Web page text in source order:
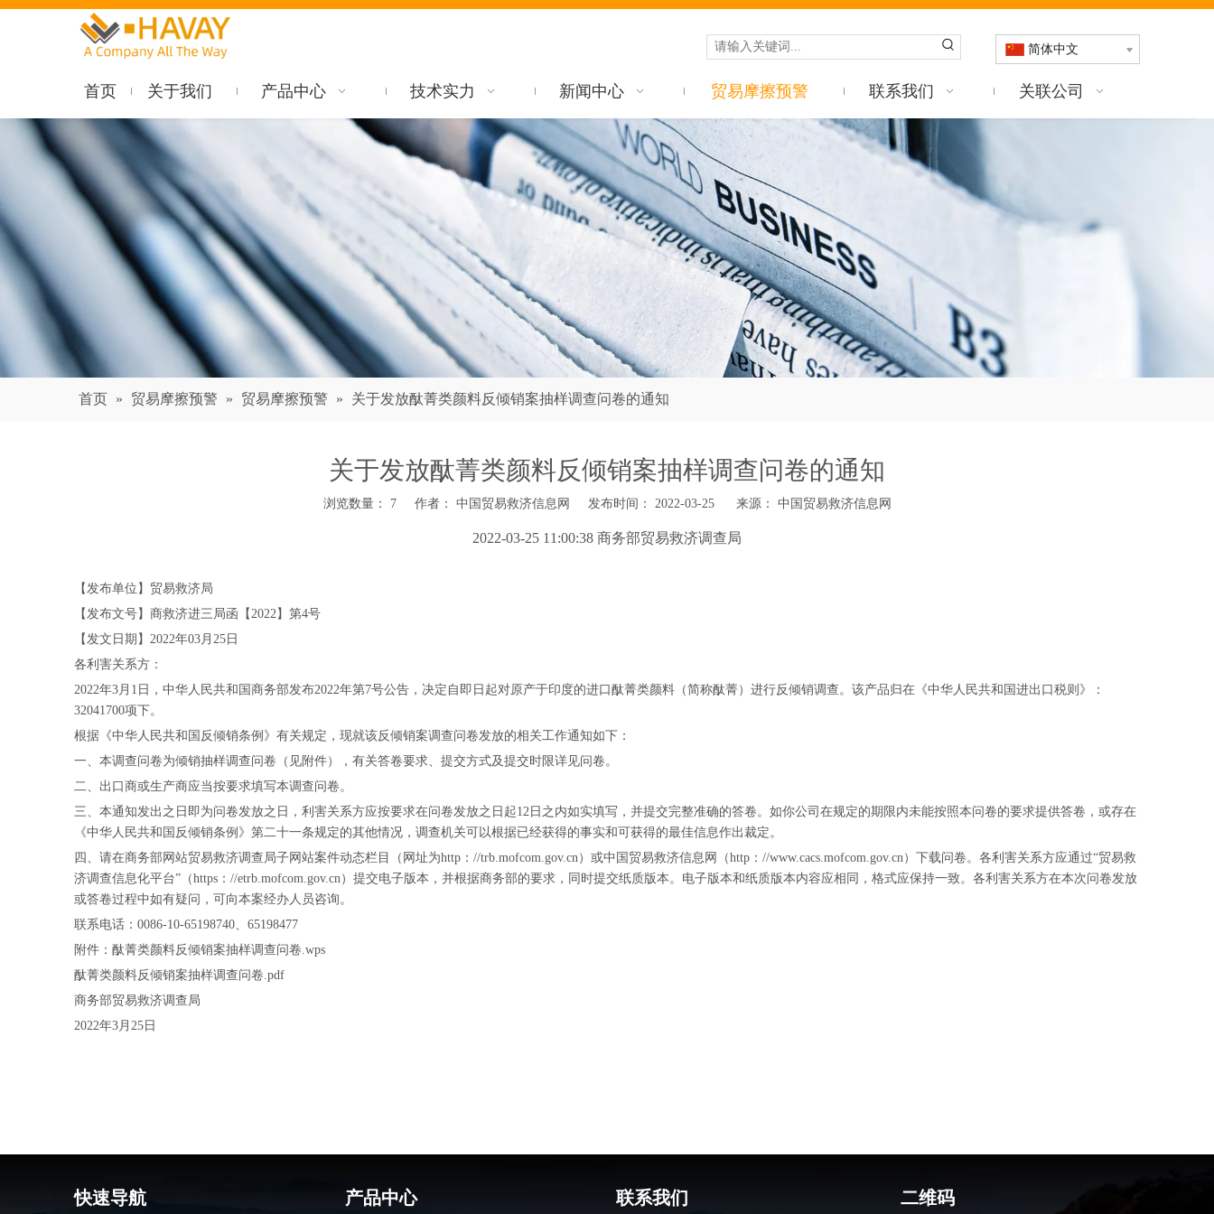
简体中文
首页 关于我们 产品中心 技术实力 新闻中心 贸易摩擦预警 联系我们 关联公司
首页 » 贸易摩擦预警 » 贸易摩擦预警 » 关于发放酞菁类颜料反倾销案抽样调查问卷的通知
关于发放酞菁类颜料反倾销案抽样调查问卷的通知
浏览数量： 7作者： 中国贸易救济信息网 发布时间： 2022-03-25 来源： 中国贸易救济信息网
2022-03-25 11:00:38 商务部贸易救济调查局
【发布单位】贸易救济局
【发布文号】商救济进三局函【2022】第4号
【发文日期】2022年03月25日
各利害关系方：
2022年3月1日，中华人民共和国商务部发布2022年第7号公告，决定自即日起对原产于印度的进口酞菁类颜料（简称酞菁）进行反倾销调查。该产品归在《中华人民共和国进出口税则》：
32041700项下。
根据《中华人民共和国反倾销条例》有关规定，现就该反倾销案调查问卷发放的相关工作通知如下：
一、本调查问卷为倾销抽样调查问卷（见附件），有关答卷要求、提交方式及提交时限详见问卷。
二、出口商或生产商应当按要求填写本调查问卷。
三、本通知发出之日即为问卷发放之日，利害关系方应按要求在问卷发放之日起12日之内如实填写，并提交完整准确的答卷。如你公司在规定的期限内未能按照本问卷的要求提供答卷，或存在
《中华人民共和国反倾销条例》第二十一条规定的其他情况，调查机关可以根据已经获得的事实和可获得的最佳信息作出裁定。
四、请在商务部网站贸易救济调查局子网站案件动态栏目（网址为http：//trb.mofcom.gov.cn）或中国贸易救济信息网（http：//www.cacs.mofcom.gov.cn）下载问卷。各利害关系方应通过“贸易救
济调查信息化平台”（https：//etrb.mofcom.gov.cn）提交电子版本，并根据商务部的要求，同时提交纸质版本。电子版本和纸质版本内容应相同，格式应保持一致。各利害关系方在本次问卷发放
或答卷过程中如有疑问，可向本案经办人员咨询。
联系电话：0086-10-65198740、65198477
附件： 酞菁类颜料反倾销案抽样调查问卷.wps
酞菁类颜料反倾销案抽样调查问卷.pdf
商务部贸易救济调查局
2022年3月25日
快速导航 产品中心 联系我们 二维码